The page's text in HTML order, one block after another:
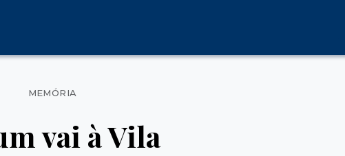
Categorias
MEMÓRIA
vai à Vila